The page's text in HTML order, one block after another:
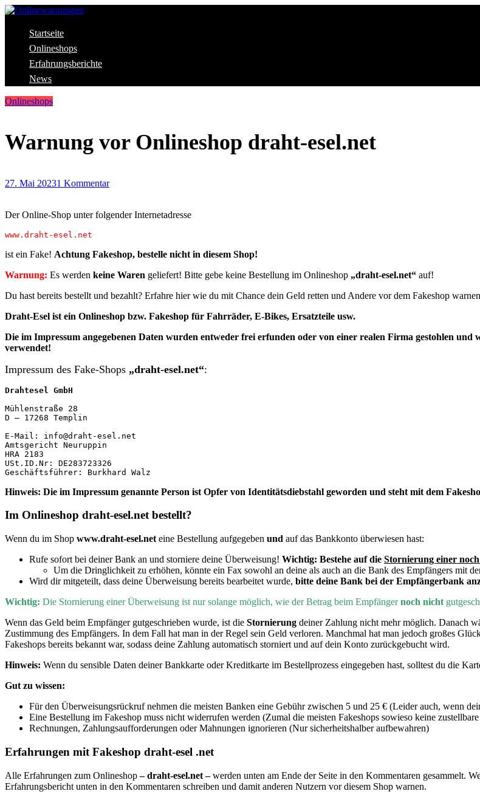
Skip
content
Onlinewarnungen
Aktuelle Warnungen vor Gefahren im Internet
Startseite
Onlineshops
Erfahrungsberichte
News
Onlineshops
Warnung vor Onlineshop draht-esel.net
27. Mai 20231 Kommentar
Der Online-Shop unter folgender Internetadresse
www.draht-esel.net
ist ein Fake! Achtung Fakeshop, bestelle nicht in diesem Shop!
Warnung: Es werden keine Waren geliefert! Bitte gebe keine Bestellung im Onlineshop „draht-esel.net“ auf!
Du hast bereits bestellt und bezahlt? Erfahre hier wie du mit Chance dein Geld retten und Andere vor dem Fakeshop
Draht-Esel ist ein Onlineshop bzw. Fakeshop für Fahrräder, E-Bikes, Ersatzteile usw.
Die im Impressum angegebenen Daten wurden entweder frei erfunden oder von einer realen Firma gestohlen und
verwendet!
Impressum des Fake-Shops „draht-esel.net“:
Drahtesel GmbH
Mühlenstraße 28
D – 17268 Templin
E-Mail: info@draht-esel.net
Amtsgericht Neuruppin
HRA 2183
USt.ID.Nr: DE283723326
Geschäftsführer: Burkhard Walz
Hinweis: Die im Impressum genannte Person ist Opfer von Identitätsdiebstahl geworden und steht mit dem
Im Onlineshop draht-esel.net bestellt?
Wenn du im Shop www.draht-esel.net eine Bestellung aufgegeben und auf das Bankkonto überwiesen hast:
Rufe sofort bei deiner Bank an und storniere deine Überweisung! Wichtig: Bestehe auf die Stornierung einer
Um die Dringlichkeit zu erhöhen, könnte ein Fax sowohl an deine als auch an die Bank des Empfängers mit
Wird dir mitgeteilt, dass deine Überweisung bereits bearbeitet wurde, bitte deine Bank bei der Empfängerbank
Wichtig: Die Stornierung einer Überweisung ist nur solange möglich, wie der Betrag beim Empfängernoch nicht
Wenn das Geld beim Empfänger gutgeschrieben wurde, ist die Stornierung deiner Zahlung nicht mehr möglich. Danach
Zustimmung des Empfängers. In dem Fall hat man in der Regel sein Geld verloren. Manchmal hat man jedoch großes
Fakeshops bereits bekannt war, sodass deine Zahlung automatisch storniert und auf dein Konto zurückgebucht wird.
Hinweis: Wenn du sensible Daten deiner Bankkarte oder Kreditkarte im Bestellprozess eingegeben hast, solltest du die
Gut zu wissen:
Für den Überweisungsrückruf nehmen die meisten Banken eine Gebühr zwischen 5 und 25 € (Leider auch, wenn
Eine Bestellung im Fakeshop muss nicht widerrufen werden (Zumal die meisten Fakeshops sowieso keine
Rechnungen, Zahlungsaufforderungen oder Mahnungen ignorieren (Nur sicherheitshalber aufbewahren)
Erfahrungen mit Fakeshop draht-esel .net
Alle Erfahrungen zum Onlineshop– draht-esel.net –werden unten am Ende der Seite in den Kommentaren gesammelt.
Erfahrungsbericht unten in den Kommentaren schreiben und damit anderen Nutzern vor diesem Shop warnen.